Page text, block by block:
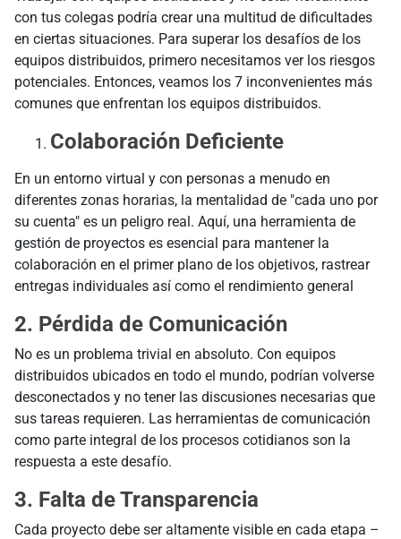
con tus colegas podría crear una multitud de dificultades
en ciertas situaciones. Para superar los desafíos de los
equipos distribuidos, primero necesitamos ver los riesgos
potenciales. Entonces, veamos los 7 inconvenientes más
comunes que enfrentan los equipos distribuidos.
Colaboración Deficiente
En un entorno virtual y con personas a menudo en
diferentes zonas horarias, la mentalidad de "cada uno por
su cuenta" es un peligro real. Aquí, una herramienta de
gestión de proyectos es esencial para mantener la
colaboración en el primer plano de los objetivos, rastrear
entregas individuales así como el rendimiento general
2. Pérdida de Comunicación
No es un problema trivial en absoluto. Con equipos
distribuidos ubicados en todo el mundo, podrían volverse
desconectados y no tener las discusiones necesarias que
sus tareas requieren. Las herramientas de comunicación
como parte integral de los procesos cotidianos son la
respuesta a este desafío.
3. Falta de Transparencia
Cada proyecto debe ser altamente visible en cada etapa –